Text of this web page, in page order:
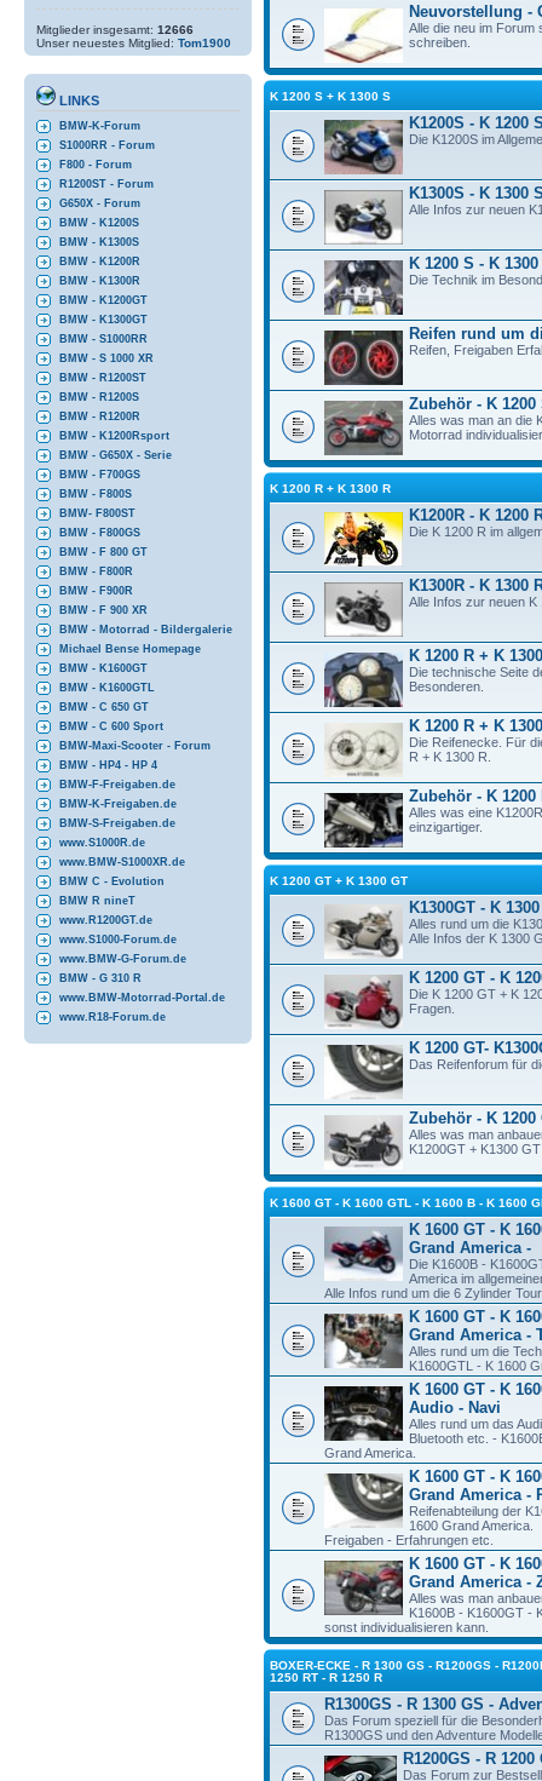
Mitglieder insgesamt: 12666
Unser neuestes Mitglied: Tom1900
LINKS
BMW-K-Forum
S1000RR - Forum
F800 - Forum
R1200ST - Forum
G650X - Forum
BMW - K1200S
BMW - K1300S
BMW - K1200R
BMW - K1300R
BMW - K1200GT
BMW - K1300GT
BMW - S1000RR
BMW - S 1000 XR
BMW - R1200ST
BMW - R1200S
BMW - R1200R
BMW - K1200Rsport
BMW - G650X - Serie
BMW - F700GS
BMW - F800S
BMW- F800ST
BMW - F800GS
BMW - F 800 GT
BMW - F800R
BMW - F900R
BMW - F 900 XR
BMW - Motorrad - Bildergalerie
Michael Bense Homepage
BMW - K1600GT
BMW - K1600GTL
BMW - C 650 GT
BMW - C 600 Sport
BMW-Maxi-Scooter - Forum
BMW - HP4 - HP 4
BMW-F-Freigaben.de
BMW-K-Freigaben.de
BMW-S-Freigaben.de
www.S1000R.de
www.BMW-S1000XR.de
BMW C - Evolution
BMW R nineT
www.R1200GT.de
www.S1000-Forum.de
www.BMW-G-Forum.de
BMW - G 310 R
www.BMW-Motorrad-Portal.de
www.R18-Forum.de
Neuvorstellung -
Alle die neu im Forum
schreiben.
K 1200 S + K 1300 S
K1200S - K 1200
Die K1200S im
K1300S - K 1300
Alle Infos zur neuen
K 1200 S - K
Die Technik im
Reifen rund um
Reifen, Freigaben
Zubehör - K 1200
Alles was man an die
Motorrad
K 1200 R + K 1300 R
K1200R - K 1200
Die K 1200 R im
K1300R - K 1300
Alle Infos zur neuen K
K 1200 R + K
Die technische Seite
Besonderen.
K 1200 R + K
Die Reifenecke. Für
R + K 1300 R.
Zubehör - K 1200
Alles was eine
einzigartiger.
K 1200 GT + K 1300 GT
K1300GT - K
Alles rund um die
Alle Infos der K 1300
K 1200 GT - K
Die K 1200 GT + K
Fragen.
K 1200 GT-
Das Reifenforum für
Zubehör - K 1200
Alles was man
K1200GT + K1300
K 1600 GT - K 1600 GTL - K 1600 B - K 1600
K 1600 GT - K
Grand America -
Die K1600B -
America im
Alle Infos rund um die 6 Zylinder
K 1600 GT - K
Grand America -
Alles rund um die
K1600GTL - K 1600
K 1600 GT - K
Audio - Navi
Alles rund um das
Bluetooth etc. -
Grand America.
K 1600 GT - K
Grand America -
Reifenabteilung der
1600 Grand America.
Freigaben - Erfahrungen etc.
K 1600 GT - K
Grand America -
Alles was man
K1600B - K1600GT -
sonst individualisieren kann.
BOXER-ECKE - R 1300 GS - R1200GS -
1250 RT - R 1250 R
R1300GS - R 1300 GS -
Das Forum speziell für die
R1300GS und den Adventure
R1200GS - R 1200
Das Forum zur